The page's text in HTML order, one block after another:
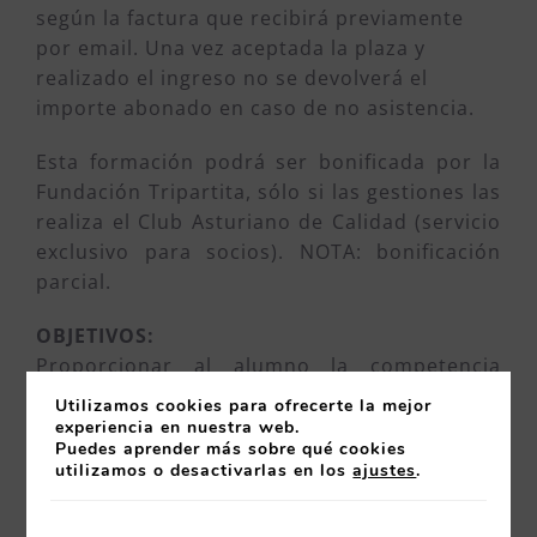
según la factura que recibirá previamente
por email. Una vez aceptada la plaza y
realizado el ingreso no se devolverá el
importe abonado en caso de no asistencia.
Esta formación podrá ser bonificada por la
Fundación Tripartita, sólo si las gestiones las
realiza el Club Asturiano de Calidad (servicio
exclusivo para socios). NOTA: bonificación
parcial.
OBJETIVOS:
Proporcionar al alumno la competencia
necesaria para afrontar con éxito:
La determinación de las cuestiones
internas y externas pertinentes para el
Utilizamos cookies para ofrecerte la mejor
experiencia en nuestra web.
Puedes aprender más sobre qué cookies
utilizamos o desactivarlas en losajustes.